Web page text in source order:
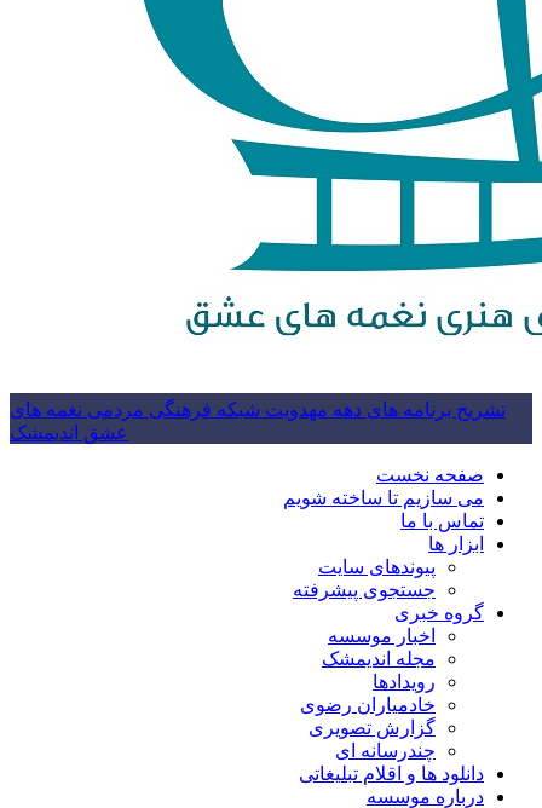
تشریح برنامه های دهه مهدویت شبکه فرهنگی مردمی نغمه های
عشق اندیمشک
صفحه نخست
می سازیم تا ساخته شویم
تماس با ما
ابزار ها
پیوندهای سایت
جستجوی پیشرفته
گروه خبری
اخبار موسسه
مجله اندیمشک
رویدادها
خادمیاران رضوی
گزارش تصویری
چندرسانه ای
دانلود ها و اقلام تبلیغاتی
درباره موسسه